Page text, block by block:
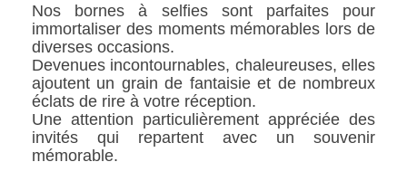
Nos bornes à selfies sont parfaites pour
immortaliser des moments mémorables lors de
diverses occasions.
Devenues incontournables, chaleureuses, elles
ajoutent un grain de fantaisie et de nombreux
éclats de rire à votre réception.
Une attention particulièrement appréciée des
invités qui repartent avec un souvenir
mémorable.